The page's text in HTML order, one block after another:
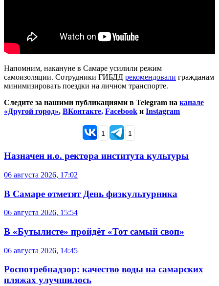
Напомним, накануне в Самаре усилили режим
самоизоляции. Сотрудники ГИБДД рекомендовали гражданам
минимизировать поездки на личном транспорте.
Следите за нашими публикациями в Telegram на канале
«Другой город», ВКонтакте, Facebook и Instagram
1 1
Назначен и.о. ректора института культуры
06 августа 2026, 17:02
В Самаре отметят День физкультурника
06 августа 2026, 15:54
В «Бутылисте» пройдёт «Тот самый своп»
06 августа 2026, 14:45
Роспотребнадзор: качество воды на самарских
пляжах улучшилось